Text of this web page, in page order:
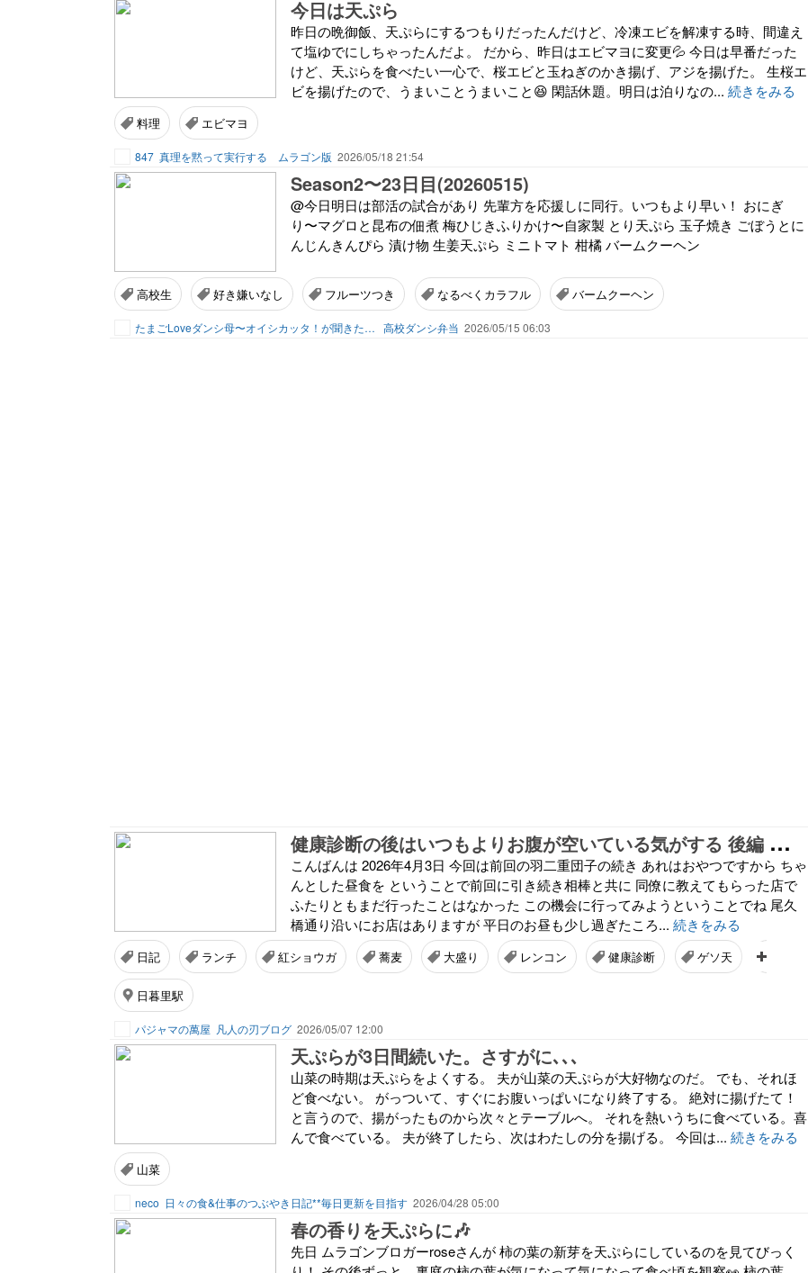
今日は天ぷら
昨日の晩御飯、天ぷらにするつもりだったんだけど、冷凍エビを解凍する時、間違え
て塩ゆでにしちゃったんだよ。 だから、昨日はエビマヨに変更💦 今日は早番だった
けど、天ぷらを食べたい一心で、桜エビと玉ねぎのかき揚げ、アジを揚げた。 生桜エ
ビを揚げたので、うまいことうまいこと😆 閑話休題。明日は泊りなの... 続きをみる
料理 エビマヨ
847 真理を黙って実行する ムラゴン版 2026/05/18 21:54
Season2〜23日目(20260515)
@今日明日は部活の試合があり 先輩方を応援しに同行。いつもより早い！ おにぎ
り〜マグロと昆布の佃煮 梅ひじきふりかけ〜自家製 とり天ぷら 玉子焼き ごぼうとに
んじんきんぴら 漬け物 生姜天ぷら ミニトマト 柑橘 バームクーヘン
高校生 好き嫌いなし フルーツつき なるべくカラフル バームクーヘン
たまごLoveダンシ母〜オイシカッタ！が聞きたくて〜 高校ダンシ弁当 2026/05/15 06:03
健
康診断の後はいつもよりお腹が空いている気がする 後編 一由そば
こんばんは 2026年4月3日 今回は前回の羽二重団子の続き あれはおやつですから ちゃ
んとした昼食を ということで前回に引き続き相棒と共に 同僚に教えてもらった店で
ふたりともまだ行ったことはなかった この機会に行ってみようということでね 尾久
橋通り沿いにお店はありますが 平日のお昼も少し過ぎたころ... 続きをみる
日記 ランチ 紅ショウガ 蕎麦 大盛り レンコン 健康診断 ゲソ天
日暮里駅
パジャマの萬屋 凡人の刃ブログ 2026/05/07 12:00
天ぷらが3日間続いた。さすがに､､､
山菜の時期は天ぷらをよくする。 夫が山菜の天ぷらが大好物なのだ。 でも、それほ
ど食べない。 がっついて、すぐにお腹いっぱいになり終了する。 絶対に揚げたて！
と言うので、揚がったものから次々とテーブルへ。 それを熱いうちに食べている。喜
んで食べている。 夫が終了したら、次はわたしの分を揚げる。 今回は... 続きをみる
山菜
neco 日々の食&仕事のつぶやき日記**毎日更新を目指す 2026/04/28 05:00
春の香りを天ぷらに🎶
先日 ムラゴンブロガーroseさんが 柿の葉の新芽を天ぷらにしているのを見てびっく